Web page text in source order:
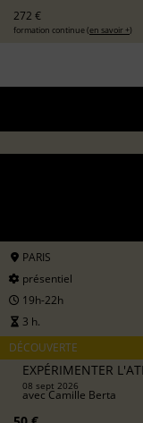
272 €
formation continue (en savoir +)
PARIS
présentiel
19h-22h
3 h.
DÉCOUVERTE
EXPÉRIMENTER
08 sept 2026
avecCamille Berta